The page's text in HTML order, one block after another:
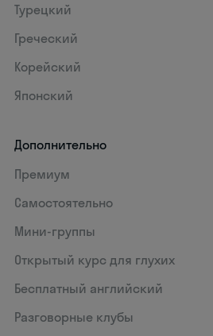
Турецкий
Греческий
Корейский
Японский
Дополнительно
Премиум
Самостоятельно
Мини-группы
Открытый курс для глухих
Бесплатный английский
Разговорные клубы